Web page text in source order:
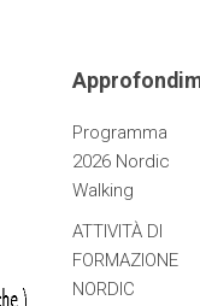
Programma
2026 Nordic
Walking
ATTIVITÀ DI
FORMAZIONE
NORDIC